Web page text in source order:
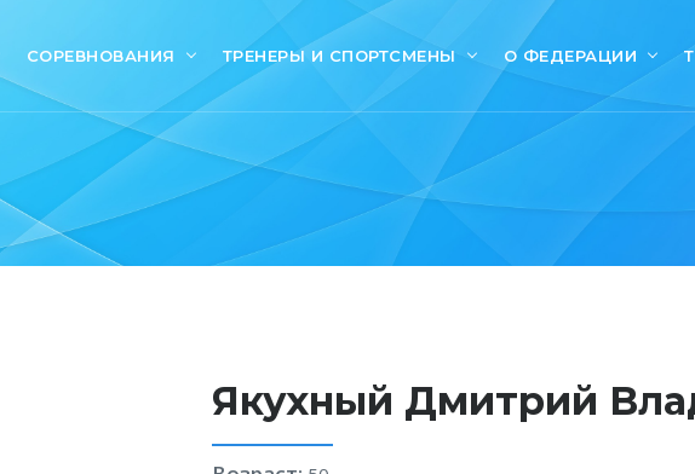
СОРЕВНОВАНИЯ ТРЕНЕРЫ И СПОРТСМЕНЫ О ФЕДЕРАЦИИ
Якухный Дмитрий